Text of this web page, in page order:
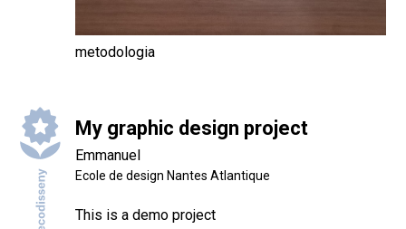
metodologia
My graphic design project
Emmanuel
Ecole de design Nantes Atlantique
This is a demo project